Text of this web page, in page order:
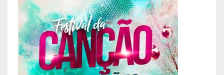
Publicações
Contratos | Atas | Aditivos
Editais de Licitação
Parcerias | Patrocínio | Fomento | Colaboração | Convênios